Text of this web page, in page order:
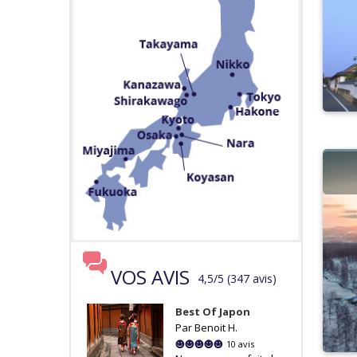
VOS AVIS 4,5/5 (347 avis)
Best Of Japon
Par Benoit H.
10 avis